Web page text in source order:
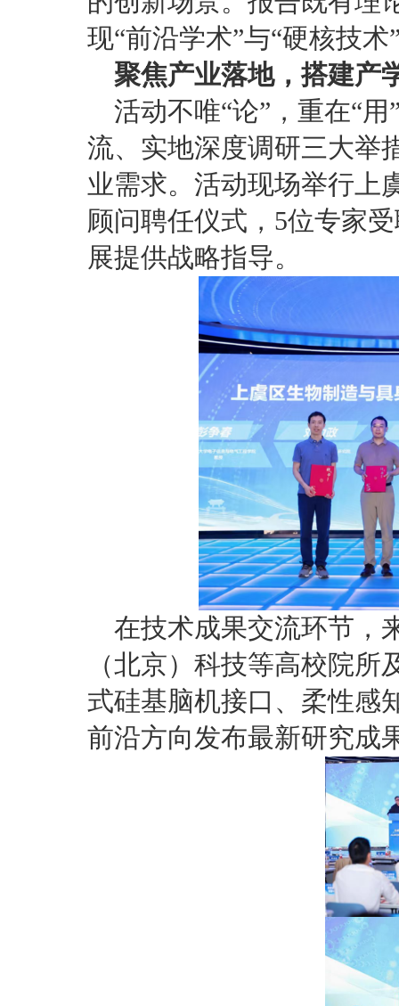
现“前沿学术”与“硬核技
聚焦产业落地，搭建产
活动不唯“论”，重在“
流、实地深度调研三大举
业需求。活动现场举行上
顾问聘任仪式，5位专家
展提供战略指导。
在技术成果交流环节，
（北京）科技等高校院
式硅基脑机接口、柔性感
前沿方向发布最新研究成